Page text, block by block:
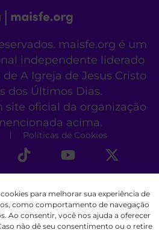
para melhorar sua experiência de
como comportamento de navegação
Ao consentir, você nos ajuda a oferecer
não dê seu consentimento ou o retire
maisfe.org é um
independente liderado
A Igreja de Jesus Cristo
dos Últimos Dias.
site oficial da organização
acima.
Políticas de Cookies